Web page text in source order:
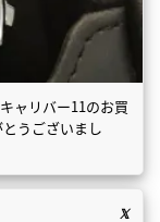
ャリバー11のお買
うございまし